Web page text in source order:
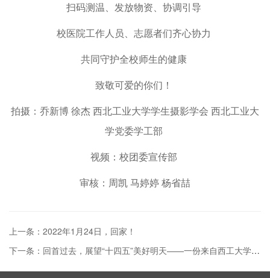
扫码测温、发放物资、协调引导
校医院工作人员、志愿者们齐心协力
共同守护全校师生的健康
致敬可爱的你们！
拍摄：乔新博 徐杰 西北工业大学学生摄影学会 西北工业大
学党委学工部
视频：校团委宣传部
审核：周凯 马婷婷 杨省喆
上一条：2022年1月24日，回家！
下一条：回首过去，展望“十四五”美好明天——一份来自西工大学子的答卷